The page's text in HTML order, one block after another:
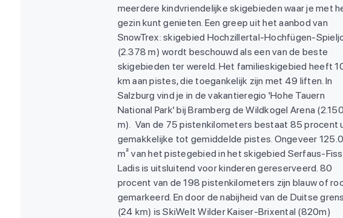
meerdere kindvriendelijke skigebieden waar je met
gezin kunt genieten. Een greep uit het aanbod van
SnowTrex: skigebied Hochzillertal-Hochfügen-
(2.378 m) wordt beschouwd als een van de beste
skigebieden ter wereld. Het familieskigebied heeft
km aan pistes, die toegankelijk zijn met 49 liften. In
Salzburg vind je in de vakantieregio 'Hohe Tauern
National Park' bij Bramberg de Wildkogel Arena (2.150
m). Van de 75 pistenkilometers bestaat 85 procent
gemakkelijke tot gemiddelde pistes. Ongeveer
m² van het pistegebied in het skigebied Serfaus-
Ladis is uitsluitend voor kinderen gereserveerd. 80
procent van de 198 pistenkilometers zijn blauw of
gemarkeerd. En door de nabijheid van de Duitse grens
(24 km) is SkiWelt Wilder Kaiser-Brixental (820m)